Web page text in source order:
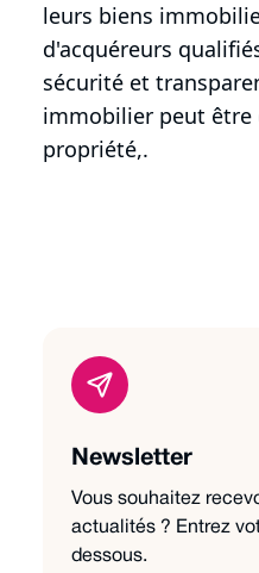
leurs biens
d'acquéreurs
sécurité et
immobilier peut être
propriété,.
Newsletter
Vous souhaitez
actualités ? Entrez
dessous.